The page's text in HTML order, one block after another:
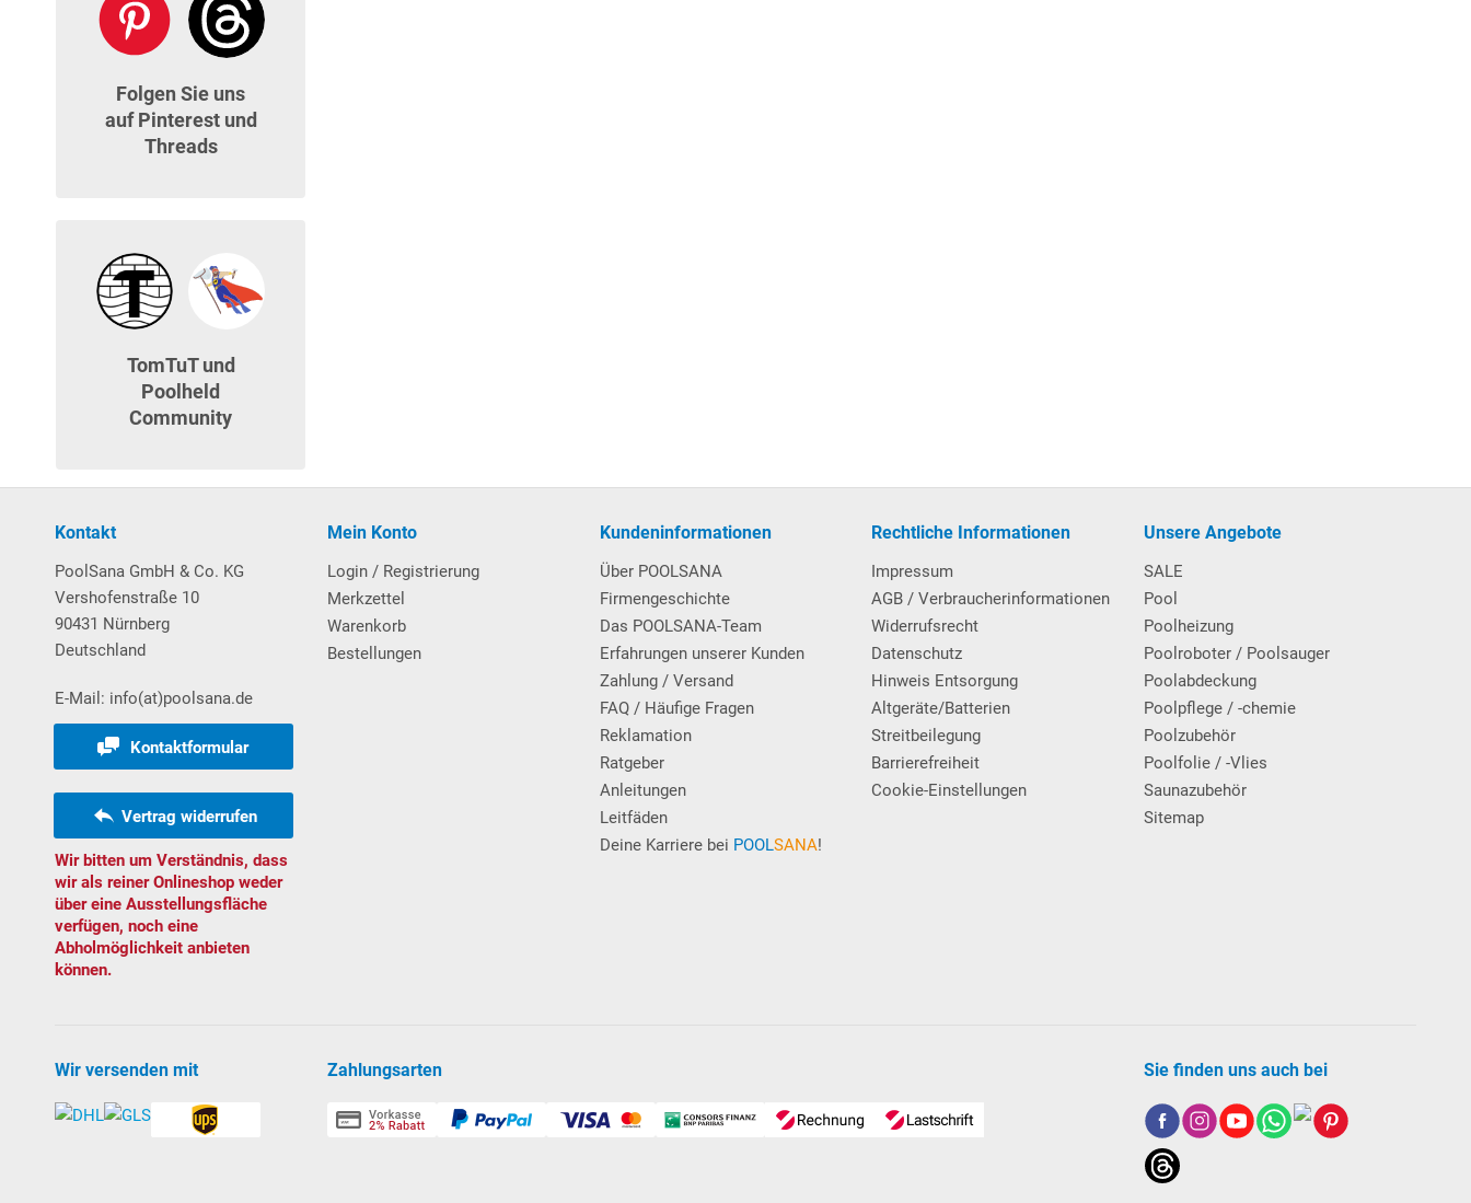
Folgen Sie uns
auf Pinterest und
Threads
TomTuT und
Poolheld
Community
Kontakt
PoolSana GmbH & Co. KG
Vershofenstraße 10
90431 Nürnberg
Deutschland
E-Mail: info(at)poolsana.de
Kontaktformular
Vertrag widerrufen
Wir bitten um Verständnis, dass
wir als reiner Onlineshop weder
über eine Ausstellungsfläche
verfügen, noch eine
Abholmöglichkeit anbieten
können.
Mein Konto
Login / Registrierung
Merkzettel
Warenkorb
Bestellungen
Kundeninformationen
Über POOLSANA
Firmengeschichte
Das POOLSANA-Team
Erfahrungen unserer Kunden
Zahlung / Versand
FAQ / Häufige Fragen
Reklamation
Ratgeber
Anleitungen
Leitfäden
Deine Karriere bei POOLSANA!
Rechtliche Informationen
Impressum
AGB / Verbraucherinformationen
Widerrufsrecht
Datenschutz
Hinweis Entsorgung
Altgeräte/Batterien
Streitbeilegung
Barrierefreiheit
Cookie-Einstellungen
Unsere Angebote
SALE
Pool
Poolheizung
Poolroboter / Poolsauger
Poolabdeckung
Poolpflege / -chemie
Poolzubehör
Poolfolie / -Vlies
Saunazubehör
Sitemap
Wir versenden mit Zahlungsarten Sie finden uns auch bei